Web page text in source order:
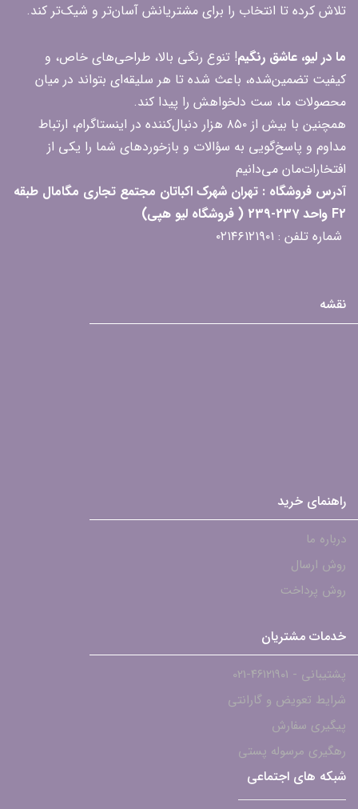
تلاش کرده تا انتخاب را برای مشتریانش آسان‌تر و شیک‌تر کند.
ما در لیو، عاشق رنگیم! تنوع رنگی بالا، طراحی‌های خاص، و
کیفیت تضمین‌شده، باعث شده تا هر سلیقه‌ای بتواند در میان
محصولات ما، ست دلخواهش را پیدا کند.
همچنین با بیش از ۸۵۰ هزار دنبال‌کننده در اینستاگرام، ارتباط
مداوم و پاسخ‌گویی به سؤالات و بازخوردهای شما را یکی از
افتخارات‌مان می‌دانیم
آدرس فروشگاه : تهران شهرک اکباتان مجتمع تجاری مگامال طبقه
F2 واحد 237-239 ( فروشگاه لیو هپی)
شماره تلفن : ۰۲۱۴۶۱۲۱۹۰۱
نقشه
راهنمای خرید
درباره ما
روش ارسال
روش پرداخت
خدمات مشتریان
پشتیبانی - ۴۶۱۲۱۹۰۱-021
شرایط تعویض و گارانتی
پیگیری سفارش
رهگیری مرسوله پستی
شبکه های اجتماعی